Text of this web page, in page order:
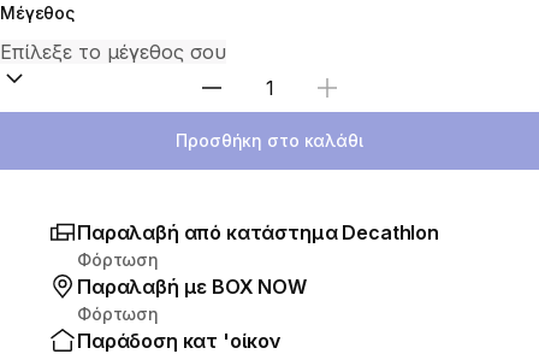
Μέγεθος
Επιλέξτε ποσότητα
Προσθήκη στο καλάθι
Παραλαβή από κατάστημα Decathlon
Φόρτωση
Παραλαβή με ΒΟΧ ΝΟW
Φόρτωση
Παράδοση κατ 'οίκον